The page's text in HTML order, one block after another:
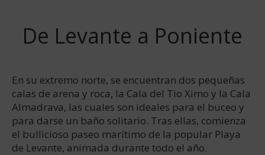
De Levante a Poniente
En su extremo norte, se encuentran dos pequeñas
calas de arena y roca, la Cala del Tio Ximo y la Cala
Almadrava, las cuales son ideales para el buceo y
para darse un baño solitario. Tras ellas, comienza
el bullicioso paseo marítimo de la popular Playa
de Levante, animada durante todo el año.